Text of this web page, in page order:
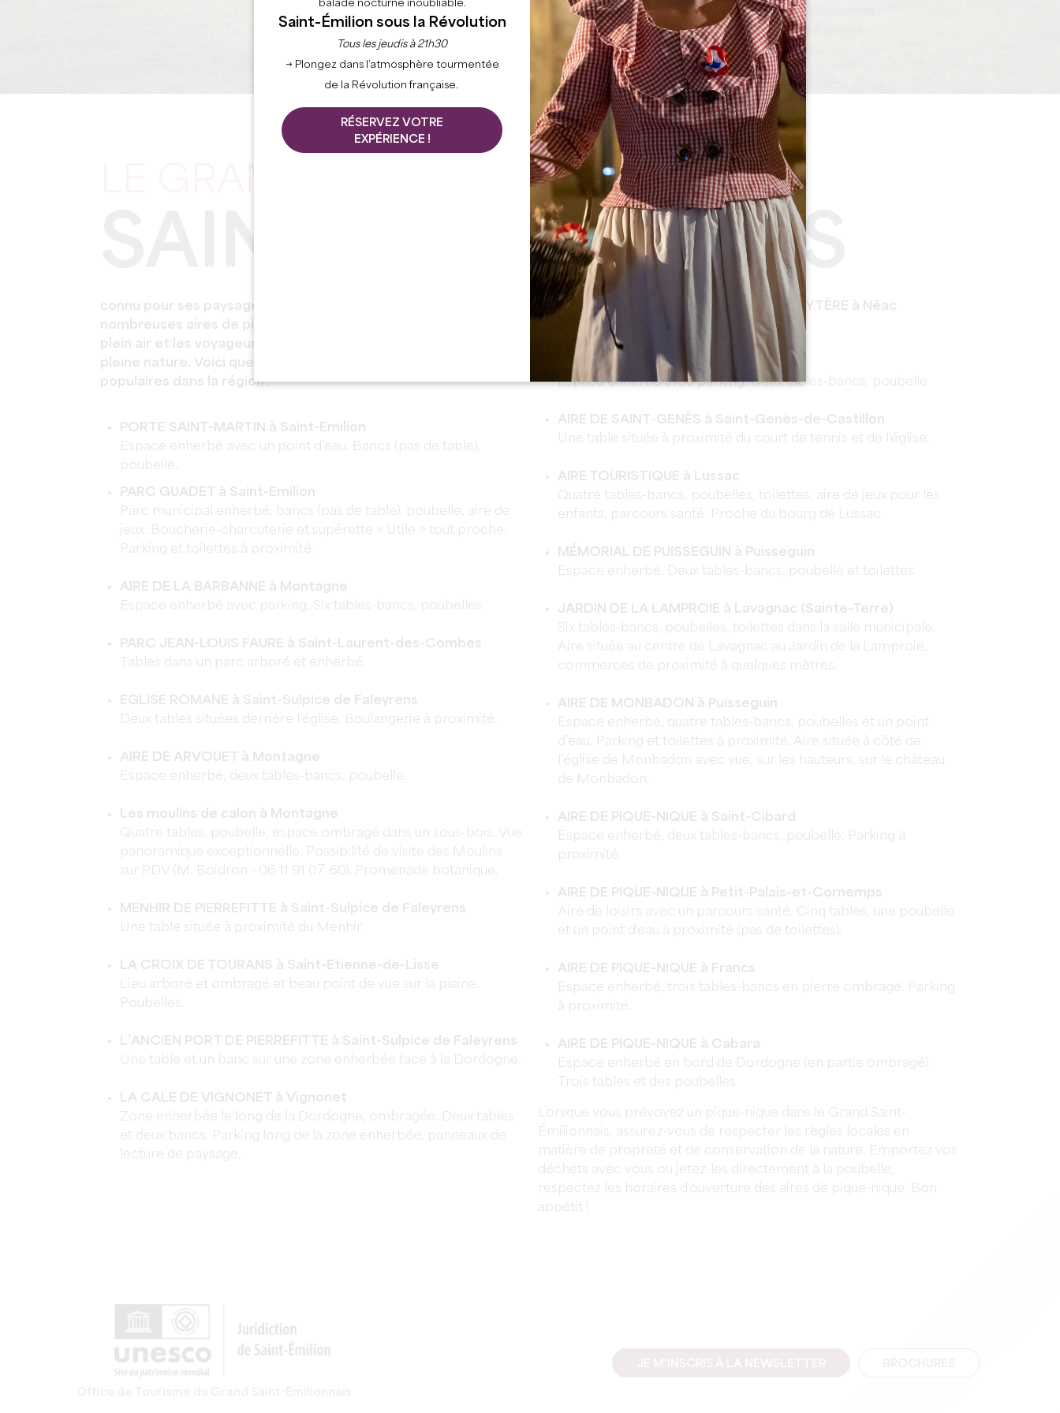
Accueil Séjourner Où manger Les aires de pique-nique
SAINT-ÉMILIONNAIS
connu pour ses paysages et ses vignobles, offre de
nombreuses aires de pique-nique idéales pour les amateurs de
plein air et les voyageurs qui souhaitent déguster un repas en
pleine nature. Voici quelques-unes des aires de pique-nique
populaires dans la région :
PORTE SAINT-MARTIN à Saint-Emilion
Espace enherbé avec un point d’eau. Bancs (pas de table),
poubelle.
PARC GUADET à Saint-Emilion
Parc municipal enherbé, bancs (pas de table), poubelle, aire de
jeux. Boucherie-charcuterie et supérette « Utile » tout proche.
Parking et toilettes à proximité.
AIRE DE LA BARBANNE à Montagne
Espace enherbé avec parking. Six tables-bancs, poubelles
PARC JEAN-LOUIS FAURE à Saint-Laurent-des-Combes
Tables dans un parc arboré et enherbé.
EGLISE ROMANE à Saint-Sulpice de Faleyrens
Deux tables situées derrière l’église. Boulangerie à proximité.
AIRE DE ARVOUET à Montagne
Espace enherbé, deux tables-bancs, poubelle.
Les moulins de calon à Montagne
Quatre tables, poubelle, espace ombragé dans un sous-bois. Vue
panoramique exceptionnelle. Possibilité de visite des Moulins
sur RDV (M. Boidron - 06 11 91 07 60). Promenade botanique.
MENHIR DE PIERREFITTE à Saint-Sulpice de Faleyrens
Une table située à proximité du Menhir.
LA CROIX DE TOURANS à Saint-Etienne-de-Lisse
Lieu arboré et ombragé et beau point de vue sur la plaine.
Poubelles.
L’ANCIEN PORT DE PIERREFITTE à Saint-Sulpice de Faleyrens
Une table et un banc sur une zone enherbée face à la Dordogne.
LA CALE DE VIGNONET à Vignonet
Zone enherbée le long de la Dordogne, ombragée. Deux tables
et deux bancs. Parking long de la zone enherbée, panneaux de
lecture de paysage.
AIRE DE PIQUE-NIQUE DU VIEUX PRESBYTÈRE à Néac
Deux table-bancs, poubelle.
AIRE DE FONTMURÉE à Montagne
Espace enherbé avec parking. Deux tables-bancs, poubelle
AIRE DE SAINT-GENÈS à Saint-Genès-de-Castillon
Une table située à proximité du court de tennis et de l'église.
AIRE TOURISTIQUE à Lussac
Quatre tables-bancs, poubelles, toilettes, aire de jeux pour les
enfants, parcours santé. Proche du bourg de Lussac.
MÉMORIAL DE PUISSEGUIN à Puisseguin
Espace enherbé. Deux tables-bancs, poubelle et toilettes.
JARDIN DE LA LAMPROIE à Lavagnac (Sainte-Terre)
Six tables-bancs, poubelles, toilettes dans la salle municipale.
Aire située au centre de Lavagnac au Jardin de la Lamproie,
commerces de proximité à quelques mètres.
AIRE DE MONBADON à Puisseguin
Espace enherbé, quatre tables-bancs, poubelles et un point
d’eau. Parking et toilettes à proximité. Aire située à côté de
l’église de Monbadon avec vue, sur les hauteurs, sur le château
de Monbadon.
AIRE DE PIQUE-NIQUE à Saint-Cibard
Espace enherbé, deux tables-bancs, poubelle. Parking à
proximité.
AIRE DE PIQUE-NIQUE à Petit-Palais-et-Cornemps
Aire de loisirs avec un parcours santé. Cinq tables, une poubelle
et un point d'eau à proximité (pas de toilettes).
AIRE DE PIQUE-NIQUE à Francs
Espace enherbé, trois tables-bancs en pierre ombragé. Parking
à proximité.
AIRE DE PIQUE-NIQUE à Cabara
Espace enherbé en bord de Dordogne (en partie ombragé)
Trois tables et des poubelles
Lorsque vous prévoyez un pique-nique dans le Grand Saint-
Émilionnais, assurez-vous de respecter les règles locales en
matière de propreté et de conservation de la nature. Emportez vos
déchets avec vous ou jetez-les directement à la poubelle,
respectez les horaires d'ouverture des aires de pique-nique. Bon
appétit !
balade nocturne inoubliable.
Saint-Émilion sous la Révolution
Tous les jeudis à 21h30
→ Plongez dans l’atmosphère tourmentée
de la Révolution française.
RÉSERVEZ VOTRE
EXPÉRIENCE !